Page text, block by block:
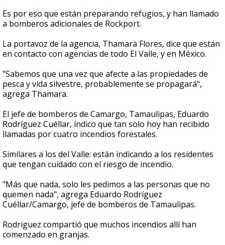
Es por eso que están preparando refugios, y han llamado
a bomberos adicionales de Rockport.
La portavoz de la agencia, Thamara Flores, dice que están
en contacto con agencias de todo El Valle, y en México.
"Sabemos que una vez que afecte a las propiedades de
pesca y vida silvestre, probablemente se propagará",
agrega Thamara.
El jefe de bomberos de Camargo, Tamaulipas, Eduardo
Rodríguez Cuéllar, índico que tan solo hoy han recibido
llamadas por cuatro incendios forestales.
Similares a los del Valle: están indicando a los residentes
que tengan cuidado con el riesgo de incendio.
"Más que nada, solo les pedimos a las personas que no
quemen nada", agrega Eduardo Rodríguez
Cuéllar/Camargo, jefe de bomberos de Tamaulipas.
Rodriguez compartió que muchos incendios allí han
comenzado en granjas.